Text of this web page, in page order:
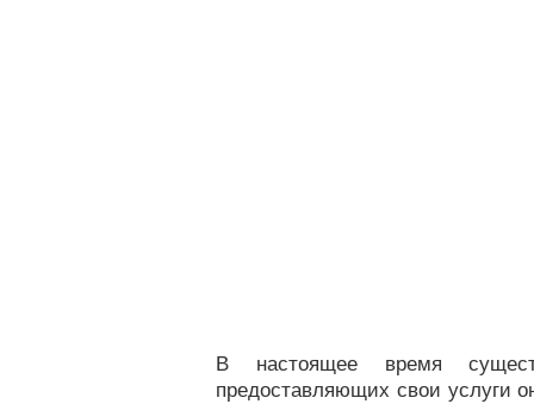
В настоящее время
предоставляющих свои услуги